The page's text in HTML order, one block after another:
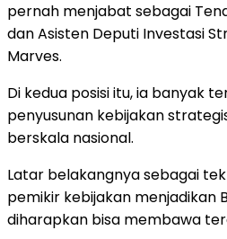
pernah menjabat sebagai
dan Asisten Deputi Investasi
Marves.
Di kedua posisi itu, ia banyak
penyusunan kebijakan
berskala nasional.
Latar belakangnya sebagai
pemikir kebijakan menjadikan
diharapkan bisa membawa